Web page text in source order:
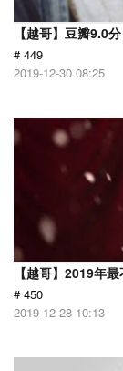
【越哥】豆瓣9.0
# 449
2019-12-30 08:25
【越哥】2019年
# 450
2019-12-28 10:13